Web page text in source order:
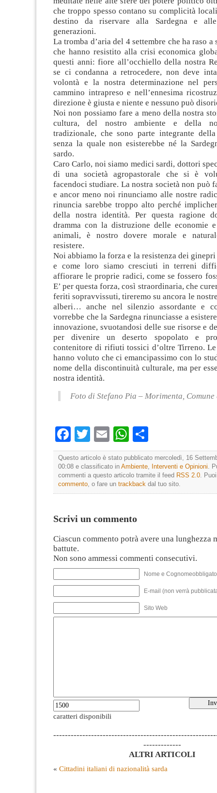
che troppo spesso contano su complicità
destino da riservare alla Sardegna e
generazioni.
La tromba d’aria del 4 settembre che ha raso a
che hanno resistito alla crisi economica
questi anni: fiore all’occhiello della nostra
se ci condanna a retrocedere, non deve
volontà e la nostra determinazione nel
cammino intrapreso e nell’ennesima
direzione è giusta e niente e nessuno può
Noi non possiamo fare a meno della nostra
cultura, del nostro ambiente e della
tradizionale, che sono parte integrante
senza la quale non esisterebbe né la
sardo.
Caro Carlo, noi siamo medici sardi, dottori
di una società agropastorale che si è
facendoci studiare. La nostra società non può
e ancor meno noi rinunciamo alle nostre
rinuncia sarebbe troppo alto perché
della nostra identità. Per questa ragione
dramma con la distruzione delle economie
animali, è nostro dovere morale e
resistere.
Noi abbiamo la forza e la resistenza dei
e come loro siamo cresciuti in terreni
affiorare le proprie radici, come se fossero
E’ per questa forza, così straordinaria, che
feriti sopravvissuti, tireremo su ancora le
alberi… anche nel silenzio assordante e
vorrebbe che la Sardegna rinunciasse a
innovazione, svuotandosi delle sue risorse e
per divenire un deserto spopolato e
contenitore di rifiuti tossici d’oltre Tirreno.
hanno voluto che ci emancipassimo con lo
nome della discontinuità culturale, ma per
nostra identità.
Foto di Stefano Pia – Morimenta,
Facebook
TwitterEmailWhatsApp
Questo articolo è stato pubblicato mercoledì, 16
00:08 e classificato in Ambiente, Interventi e Opinioni.
commenti a questo articolo tramite il feed RSS 2.0.
commento, o fare un trackback dal tuo sito.
Scrivi un commento
Ciascun commento potrà avere una lunghezza
battute.
Non sono ammessi commenti consecutivi.
Nome e
E-mail (non verrà
Sito Web
caratteri disponibili
-------------
ALTRI ARTICOLI
« Cittadini italiani di nazionalità sarda